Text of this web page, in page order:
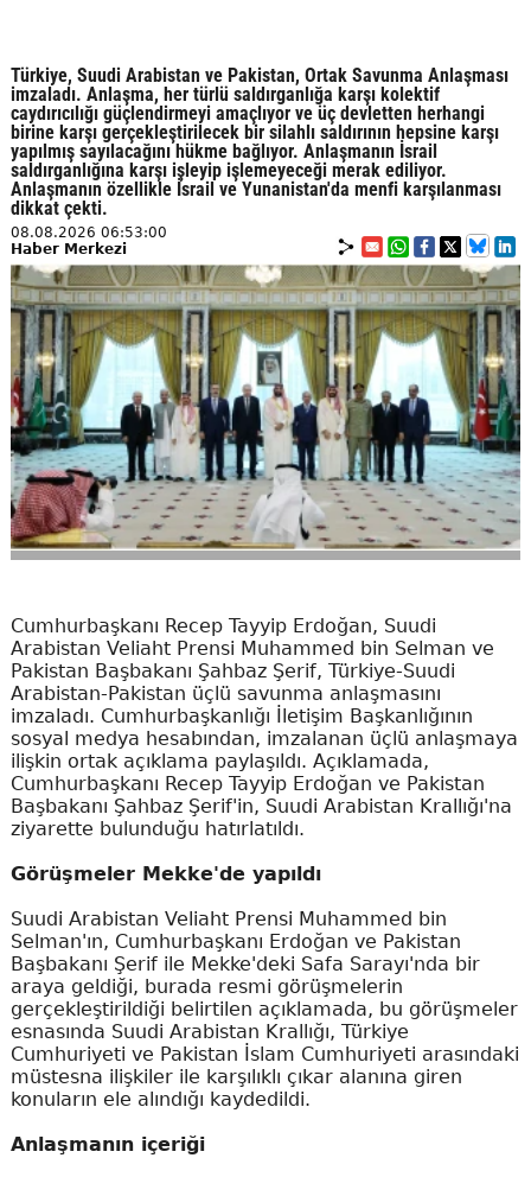
Türkiye, Suudi Arabistan ve Pakistan, Ortak Savunma Anlaşması
imzaladı. Anlaşma, her türlü saldırganlığa karşı kolektif
caydırıcılığı güçlendirmeyi amaçlıyor ve üç devletten herhangi
birine karşı gerçekleştirilecek bir silahlı saldırının hepsine karşı
yapılmış sayılacağını hükme bağlıyor. Anlaşmanın İsrail
saldırganlığına karşı işleyip işlemeyeceği merak ediliyor.
Anlaşmanın özellikle İsrail ve Yunanistan'da menfi karşılanması
dikkat çekti.
08.08.2026 06:53:00
Haber Merkezi
Cumhurbaşkanı Recep Tayyip Erdoğan, Suudi
Arabistan Veliaht Prensi Muhammed bin Selman ve
Pakistan Başbakanı Şahbaz Şerif, Türkiye-Suudi
Arabistan-Pakistan üçlü savunma anlaşmasını
imzaladı. Cumhurbaşkanlığı İletişim Başkanlığının
sosyal medya hesabından, imzalanan üçlü anlaşmaya
ilişkin ortak açıklama paylaşıldı. Açıklamada,
Cumhurbaşkanı Recep Tayyip Erdoğan ve Pakistan
Başbakanı Şahbaz Şerif'in, Suudi Arabistan Krallığı'na
ziyarette bulunduğu hatırlatıldı.
Görüşmeler Mekke'de yapıldı
Suudi Arabistan Veliaht Prensi Muhammed bin
Selman'ın, Cumhurbaşkanı Erdoğan ve Pakistan
Başbakanı Şerif ile Mekke'deki Safa Sarayı'nda bir
araya geldiği, burada resmi görüşmelerin
gerçekleştirildiği belirtilen açıklamada, bu görüşmeler
esnasında Suudi Arabistan Krallığı, Türkiye
Cumhuriyeti ve Pakistan İslam Cumhuriyeti arasındaki
müstesna ilişkiler ile karşılıklı çıkar alanına giren
konuların ele alındığı kaydedildi.
Anlaşmanın içeriği